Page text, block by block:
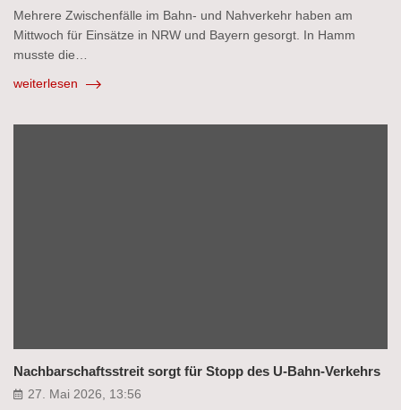
Mehrere Zwischenfälle im Bahn- und Nahverkehr haben am
Mittwoch für Einsätze in NRW und Bayern gesorgt. In Hamm
musste die…
weiterlesen
Nachbarschaftsstreit sorgt für Stopp des U-Bahn-Verkehrs
27. Mai 2026, 13:56